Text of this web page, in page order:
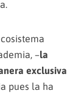
–la
exclusiva
pues la ha